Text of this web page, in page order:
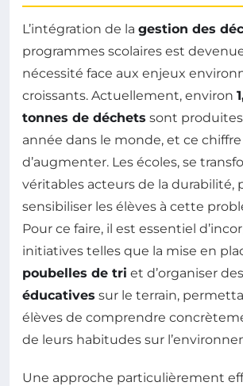
L’intégration de la gestion des
programmes scolaires est
nécessité face aux enjeux
croissants. Actuellement, environ
tonnes de déchets sont
année dans le monde, et ce chiffre
d’augmenter. Les écoles, se
véritables acteurs de la durabilité,
sensibiliser les élèves à cette
Pour ce faire, il est essentiel
initiatives telles que la mise en
poubelles de tri et d’organiser des
éducatives sur le terrain,
élèves de comprendre
de leurs habitudes sur
Une approche particulièrement